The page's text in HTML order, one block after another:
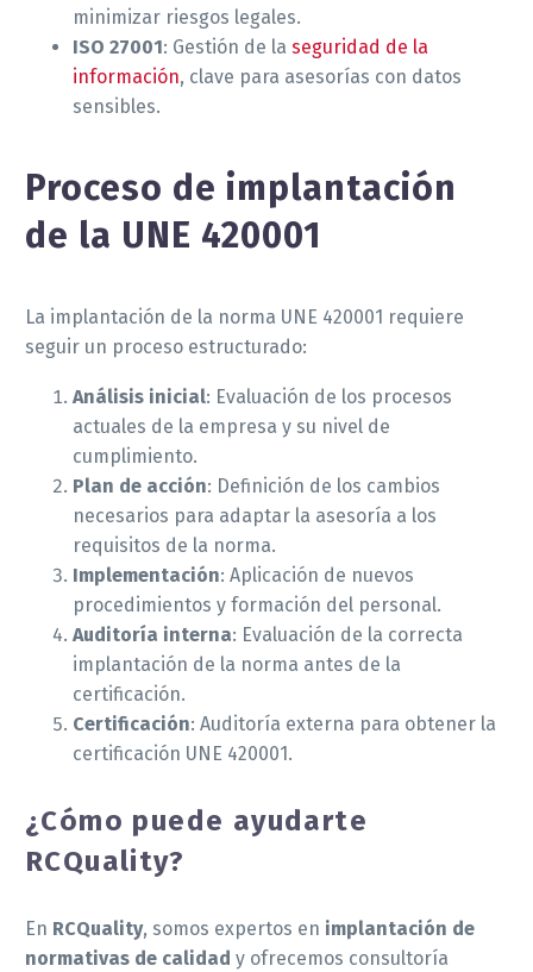
minimizar riesgos legales.
ISO 27001: Gestión de la seguridad de la
información, clave para asesorías con datos
sensibles.
Proceso de implantación
de la UNE 420001
La implantación de la norma UNE 420001 requiere
seguir un proceso estructurado:
Análisis inicial: Evaluación de los procesos
actuales de la empresa y su nivel de
cumplimiento.
Plan de acción: Definición de los cambios
necesarios para adaptar la asesoría a los
requisitos de la norma.
Implementación: Aplicación de nuevos
procedimientos y formación del personal.
Auditoría interna: Evaluación de la correcta
implantación de la norma antes de la
certificación.
Certificación: Auditoría externa para obtener la
certificación UNE 420001.
¿Cómo puede ayudarte
RCQuality?
En RCQuality, somos expertos en implantación de
normativas de calidad y ofrecemos consultoría